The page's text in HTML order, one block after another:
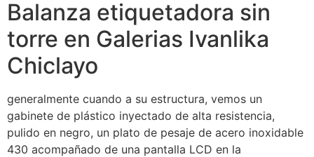
Balanza etiquetadora sin
torre en Galerias Ivanlika
Chiclayo
generalmente cuando a su estructura, vemos un
gabinete de plástico inyectado de alta resistencia,
pulido en negro, un plato de pesaje de acero inoxidable
430 acompañado de una pantalla LCD en la